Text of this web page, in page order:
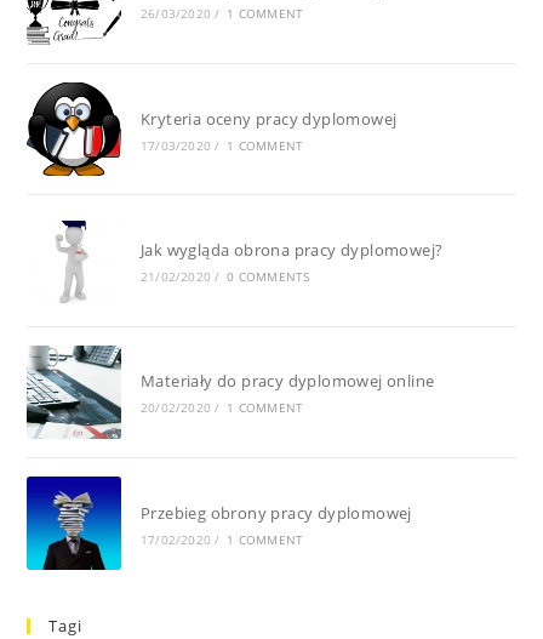
26/03/2020 / 1 COMMENT
Kryteria oceny pracy dyplomowej
17/03/2020 / 1 COMMENT
Jak wygląda obrona pracy dyplomowej?
21/02/2020 / 0 COMMENTS
Materiały do pracy dyplomowej online
20/02/2020 / 1 COMMENT
Przebieg obrony pracy dyplomowej
17/02/2020 / 1 COMMENT
Tagi